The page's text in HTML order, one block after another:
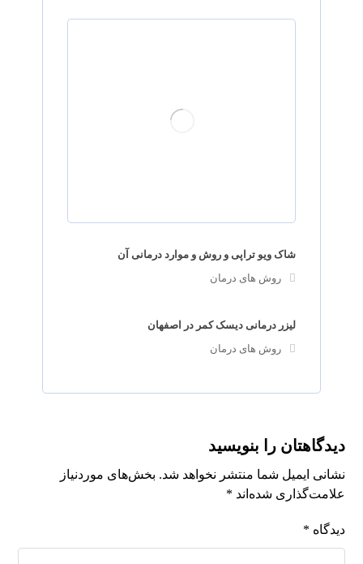
شاک ویو تراپی و روش و موارد درمانی آن
روش های درمان
لیزر درمانی دیسک کمر در اصفهان
روش های درمان
دیدگاهتان را بنویسید
نشانی ایمیل شما منتشر نخواهد شد. بخش‌های موردنیاز
علامت‌گذاری شده‌اند *
دیدگاه *